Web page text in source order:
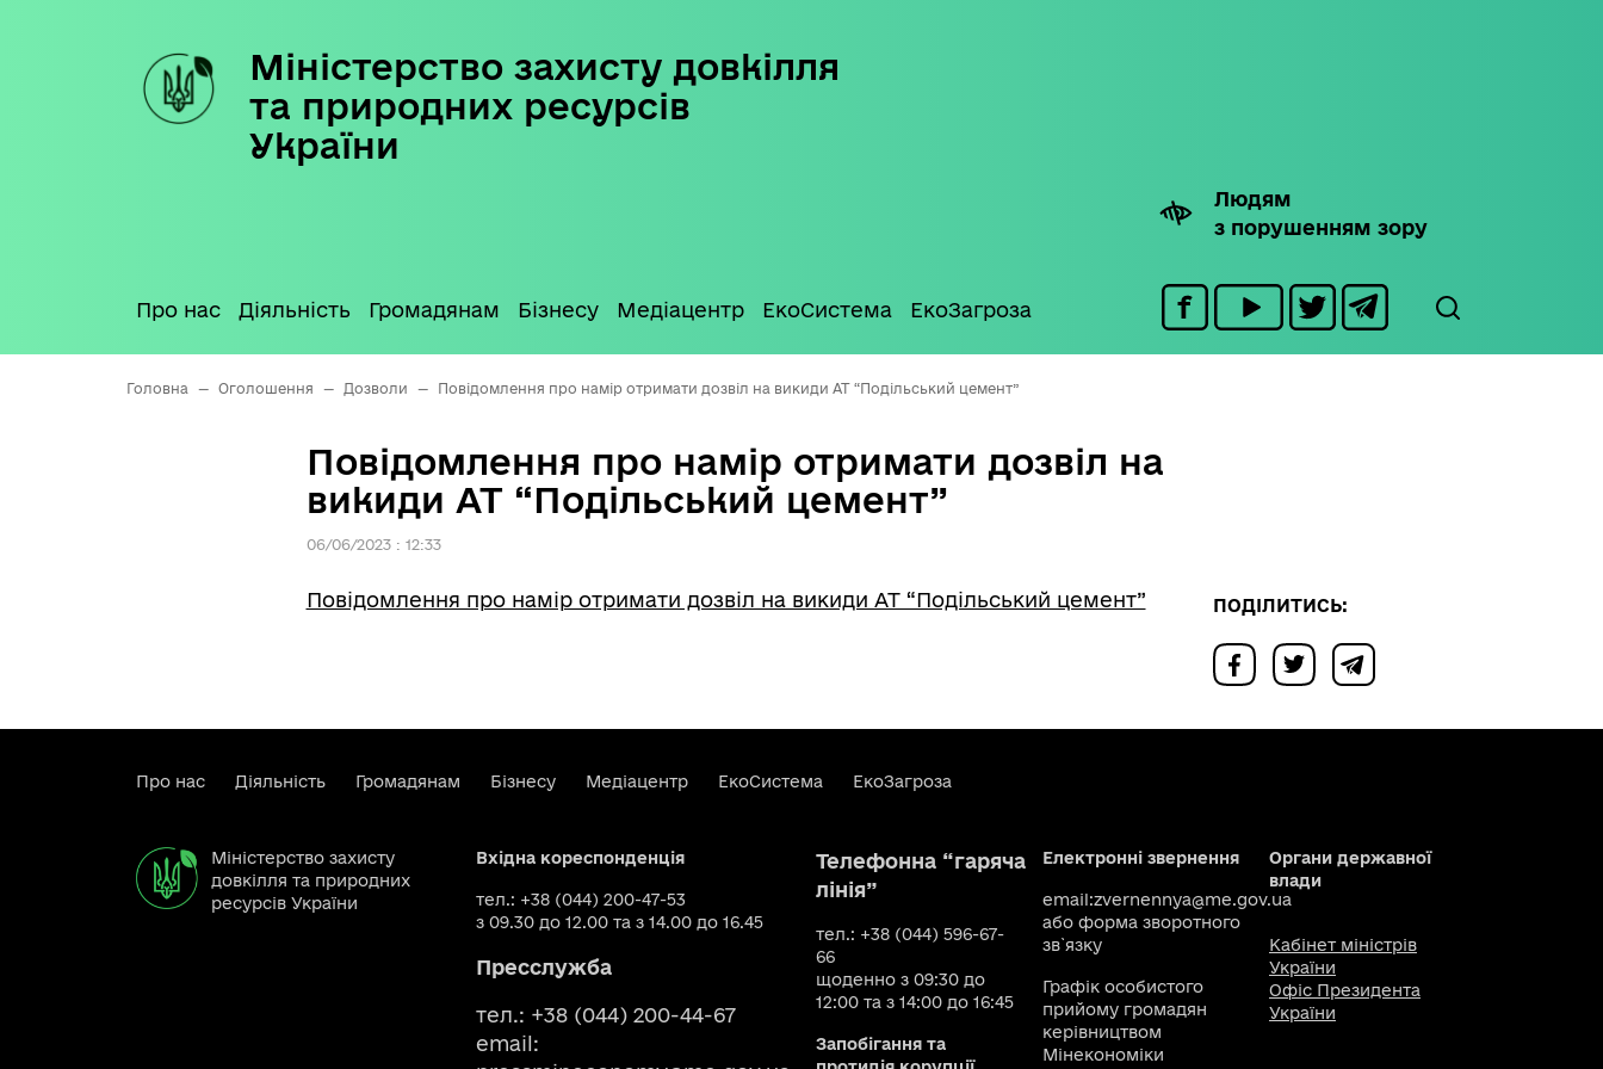
Міністерство захисту довкілля
та природних ресурсів
України
Людям
з порушенням зору
Про нас Діяльність Громадянам Бізнесу Медіацентр ЕкоСистема ЕкоЗагроза
Головна — Оголошення — Дозволи — Повідомлення про намір отримати дозвіл на викиди АТ “Подільський цемент”
Повідомлення про намір отримати дозвіл на
викиди АТ “Подільський цемент”
06/06/2023 : 12:33
Повідомлення про намір отримати дозвіл на викиди АТ “Подільський цемент” ПОДІЛИТИСЬ:
Про нас Діяльність Громадянам Бізнесу Медіацентр ЕкоСистема ЕкоЗагроза
Міністерство захисту
довкілля та природних
ресурсів України
Вхідна кореспонденція
тел.: +38 (044) 200-47-53
з 09.30 до 12.00 та з 14.00 до 16.45
Пресслужба
тел.: +38 (044) 200-44-67
email:
Телефонна “гаряча
лінія”
тел.: +38 (044) 596-67-
66
щоденно з 09:30 до
12:00 та з 14:00 до 16:45
Запобігання та
Електронні звернення
email:zvernennya@me.gov.ua
або форма зворотного
зв`язку
Графік особистого
прийому громадян
керівництвом
Мінекономіки
Органи державної
влади
Кабінет міністрів
України
Офіс Президента
України